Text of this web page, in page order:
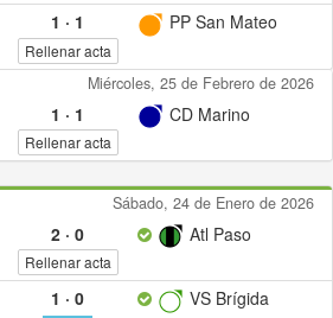
1 · 1 PP San Mateo
Rellenar acta
Miércoles, 25 de Febrero de 2026
1 · 1 CD Marino
Rellenar acta
Sábado, 24 de Enero de 2026
2· 0 Atl Paso
Rellenar acta
1 · 0 VS Brígida